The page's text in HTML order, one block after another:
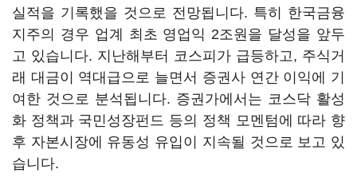
실적을 기록했을 것으로 전망됩니다. 특히 한국금융
지주의 경우 업계 최초 영업익 2조원을 달성을 앞두
고 있습니다. 지난해부터 코스피가 급등하고, 주식거
래 대금이 역대급으로 늘면서 증권사 연간 이익에 기
여한 것으로 분석됩니다. 증권가에서는 코스닥 활성
화 정책과 국민성장펀드 등의 정책 모멘텀에 따라 향
후 자본시장에 유동성 유입이 지속될 것으로 보고 있
습니다.